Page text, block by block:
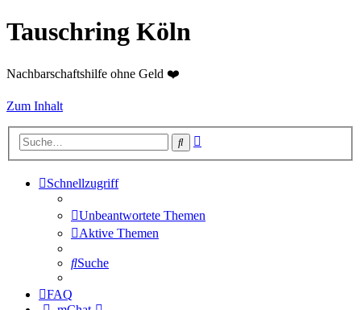
Tauschring Köln
Nachbarschaftshilfe ohne Geld ❤️
Zum Inhalt
Suche
Schnellzugriff
Unbeantwortete Themen
Aktive Themen
Suche
FAQ